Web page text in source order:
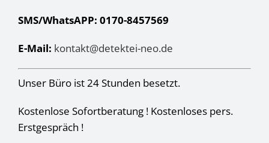
SMS/WhatsAPP: 0170-8457569
E-Mail: kontakt@detektei-neo.de
Unser Büro ist 24 Stunden besetzt.
Kostenlose Sofortberatung ! Kostenloses pers.
Erstgespräch !